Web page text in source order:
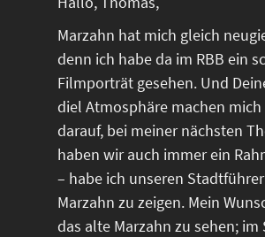
Marzahn hat mich gleich
denn ich habe da im RBB ein
Filmporträt gesehen. Und
diel Atmosphäre machen
darauf, bei meiner nächsten
haben wir auch immer ein
– habe ich unseren
Marzahn zu zeigen. Mein
das alte Marzahn zu sehen; im